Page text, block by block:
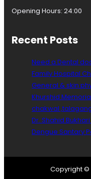
Opening Hours: 24:00
Recent Posts
Need a Dental
Family Hospital
General & skin
Khurshid
chakwal
Dr. Shahid
Dengue Santary
Copyright ©